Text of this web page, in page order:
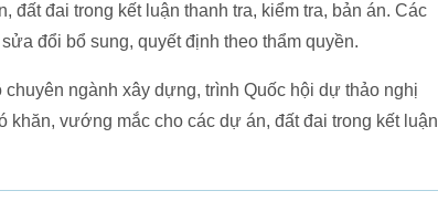
đất đai trong kết luận thanh tra, kiểm tra, bản án. Các
đổi bổ sung, quyết định theo thẩm quyền.
ngành xây dựng, trình Quốc hội dự thảo nghị
vướng mắc cho các dự án, đất đai trong kết luận